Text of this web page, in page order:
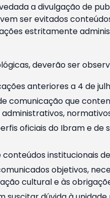
a divulgação de
ser evitados
estritamente
deverão ser
anteriores a 4 de
comunicação que
oficiais do Ibram e de
institucionais
objetivos,
cultural e às